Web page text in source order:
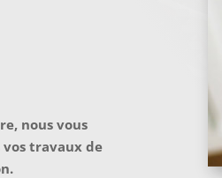
nous vous
travaux de